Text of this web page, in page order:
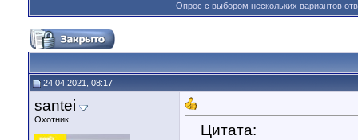
Опрос с выбором нескольких вариантов
24.04.2021, 08:17
santei
Охотник
Цитата: